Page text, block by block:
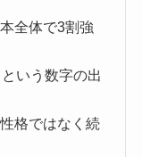
全体で3割強
いう数字の出
格ではなく続